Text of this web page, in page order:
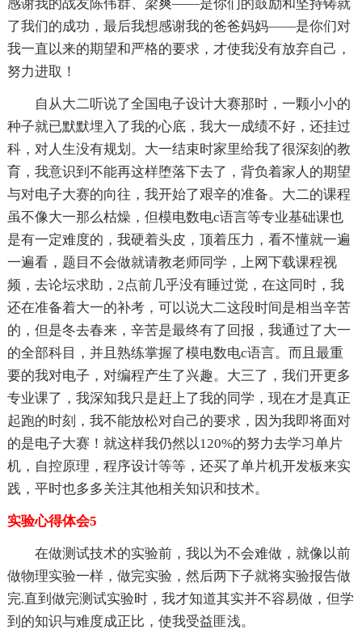
感谢我的战友陈伟群、梁爽——是你们的鼓励和坚持铸就
了我们的成功，最后我想感谢我的爸爸妈妈——是你们对
我一直以来的期望和严格的要求，才使我没有放弃自己，
努力进取！
自从大二听说了全国电子设计大赛那时，一颗小小的
种子就已默默埋入了我的心底，我大一成绩不好，还挂过
科，对人生没有规划。大一结束时家里给我了很深刻的教
育，我意识到不能再这样堕落下去了，背负着家人的期望
与对电子大赛的向往，我开始了艰辛的准备。大二的课程
虽不像大一那么枯燥，但模电数电c语言等专业基础课也
是有一定难度的，我硬着头皮，顶着压力，看不懂就一遍
一遍看，题目不会做就请教老师同学，上网下载课程视
频，去论坛求助，2点前几乎没有睡过觉，在这同时，我
还在准备着大一的补考，可以说大二这段时间是相当辛苦
的，但是冬去春来，辛苦是最终有了回报，我通过了大一
的全部科目，并且熟练掌握了模电数电c语言。而且最重
要的我对电子，对编程产生了兴趣。大三了，我们开更多
专业课了，我深知我只是赶上了我的同学，现在才是真正
起跑的时刻，我不能放松对自己的要求，因为我即将面对
的是电子大赛！就这样我仍然以120%的努力去学习单片
机，自控原理，程序设计等等，还买了单片机开发板来实
践，平时也多多关注其他相关知识和技术。
实验心得体会5
在做测试技术的实验前，我以为不会难做，就像以前
做物理实验一样，做完实验，然后两下子就将实验报告做
完.直到做完测试实验时，我才知道其实并不容易做，但学
到的知识与难度成正比，使我受益匪浅。